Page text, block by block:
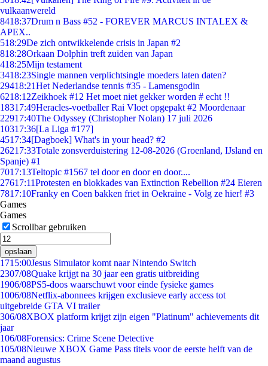
vulkaanwereld
8418:37Drum n Bass #52 - FOREVER MARCUS INTALEX &
APEX..
518:29De zich ontwikkelende crisis in Japan #2
818:28Orkaan Dolphin treft zuiden van Japan
418:25Mijn testament
3418:23Single mannen verplichtsingle moeders laten daten?
29418:21Het Nederlandse tennis #35 - Lamensgodin
6218:12Zeikhoek #12 Het moet niet gekker worden # echt !!
18317:49Heracles-voetballer Rai Vloet opgepakt #2 Moordenaar
22917:40The Odyssey (Christopher Nolan) 17 juli 2026
10317:36[La Liga #177]
4517:34[Dagboek] What's in your head? #2
26217:33Totale zonsverduistering 12-08-2026 (Groenland, IJsland en
Spanje) #1
7017:13Teltopic #1567 tel door en door en door....
27617:11Protesten en blokkades van Extinction Rebellion #24 Eieren
7817:10Franky en Coen bakken friet in Oekraïne - Volg ze hier! #3
Games
Games
Scrollbar gebruiken
opslaan
1715:00Jesus Simulator komt naar Nintendo Switch
2307/08Quake krijgt na 30 jaar een gratis uitbreiding
1906/08PS5-doos waarschuwt voor einde fysieke games
1006/08Netflix-abonnees krijgen exclusieve early access tot
uitgebreide GTA VI trailer
306/08XBOX platform krijgt zijn eigen "Platinum" achievements dit
jaar
106/08Forensics: Crime Scene Detective
105/08Nieuwe XBOX Game Pass titels voor de eerste helft van de
maand augustus